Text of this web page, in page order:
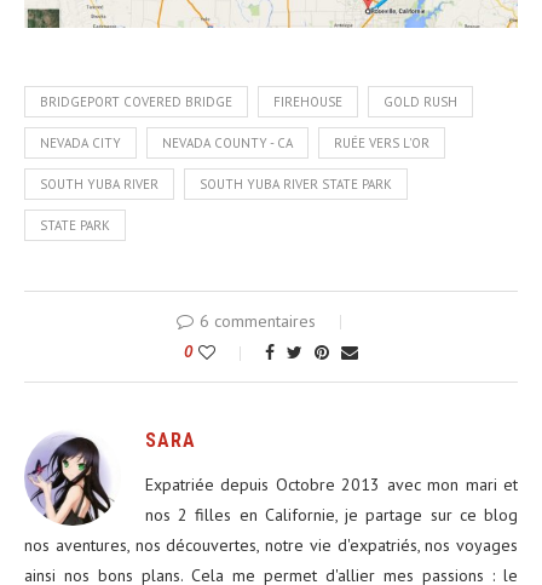
BRIDGEPORT COVERED BRIDGE FIREHOUSE GOLD RUSH
NEVADA CITY NEVADA COUNTY - CA RUÉE VERS L'OR
SOUTH YUBA RIVER SOUTH YUBA RIVER STATE PARK
STATE PARK
6 commentaires
0
SARA
Expatriée depuis Octobre 2013 avec mon mari et
nos 2 filles en Californie, je partage sur ce blog
nos aventures, nos découvertes, notre vie d'expatriés, nos voyages
ainsi nos bons plans. Cela me permet d'allier mes passions : le